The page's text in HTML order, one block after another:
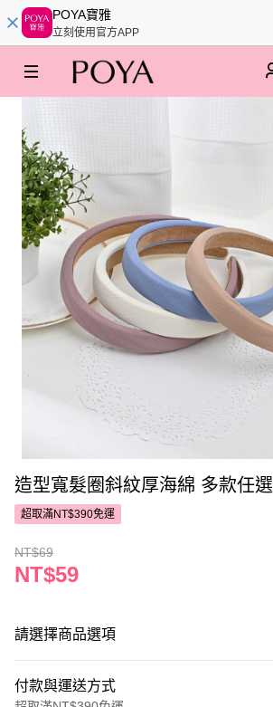
POYA寶雅
立刻使用官方APP
造型寬髮圈斜紋厚海綿 多款任選
超取滿NT$390免運
NT$69
NT$59
請選擇商品選項
付款與運送方式